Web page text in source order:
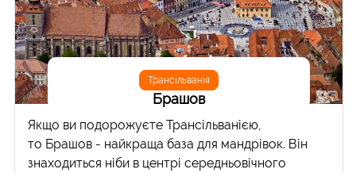
Трансільванія
Брашов
Якщо ви подорожуєте Трансільванією,
то Брашов - найкраща база для мандрівок. Він
знаходиться ніби в центрі середньовічного